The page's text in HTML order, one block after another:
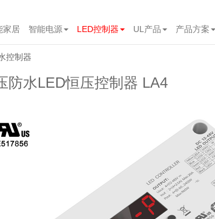
家居 智能电源 LED控制器 UL产品 产品方案
控制器
防水LED恒压控制器 LA4